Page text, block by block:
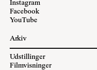
Instagram
Facebook
YouTube
Arkiv
Udstillinger
Filmvisninger